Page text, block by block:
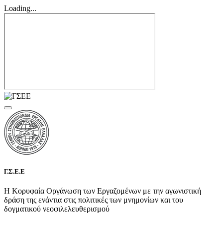
Loading...
Γ.Σ.Ε.Ε
Η Κορυφαία Οργάνωση των Εργαζομένων με την αγωνιστική
δράση της ενάντια στις πολιτικές των μνημονίων και του
δογματικού νεοφιλελευθερισμού